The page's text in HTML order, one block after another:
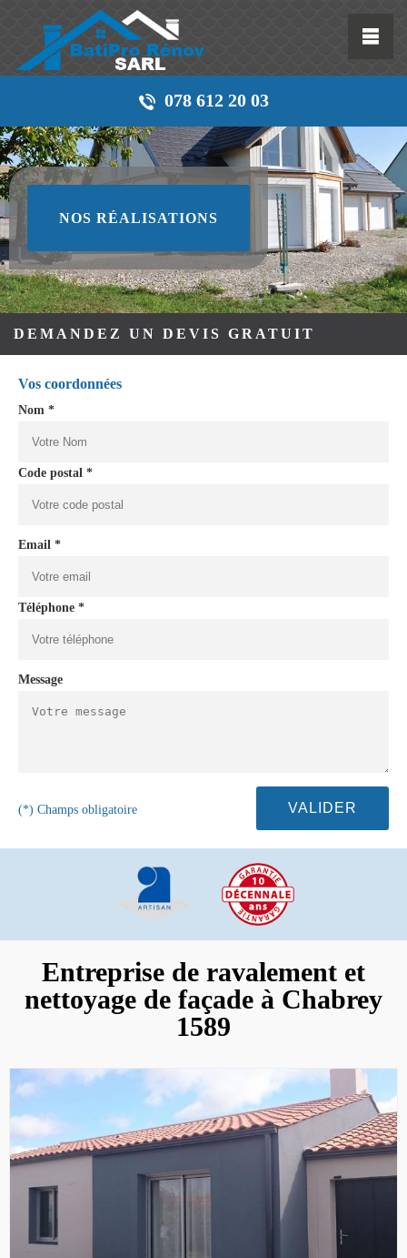
078 612 20 03
NOS RÉALISATIONS
DEMANDEZ UN DEVIS GRATUIT
Vos coordonnées
Nom *
Code postal *
Email *
Téléphone *
Message
(*) Champs obligatoire
Entreprise de ravalement et
nettoyage de façade à Chabrey
1589